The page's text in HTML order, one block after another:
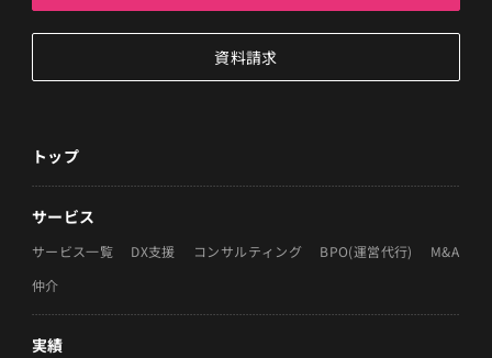
資料請求
トップ
サービス
サービス一覧 DX支援 コンサルティング BPO(運営代行)
M&A
仲介
実績